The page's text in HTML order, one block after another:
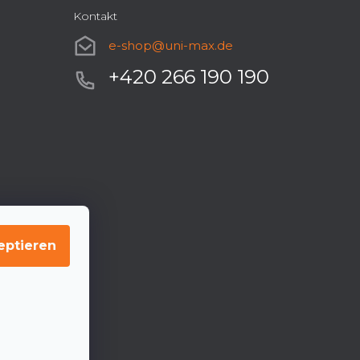
Kontakt
e-shop@uni-max.de
+420 266 190 190